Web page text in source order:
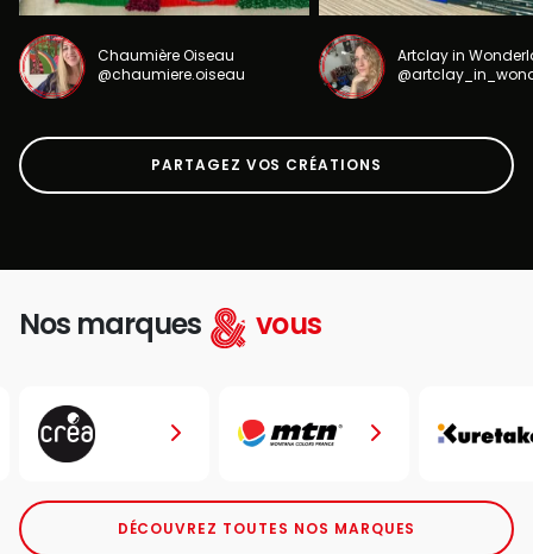
Chaumière Oiseau
@chaumiere.oiseau
Artclay in
PARTAGEZ VOS CRÉATIONS
Nos marques vous
DÉCOUVREZ TOUTES NOS MARQUES